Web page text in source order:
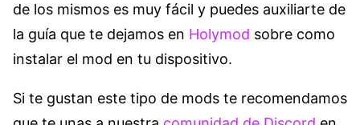
de los mismos es muy fácil y puedes auxiliarte de
la guía que te dejamos en Holymod sobre como
instalar el mod en tu dispositivo.
Si te gustan este tipo de mods te recomendamos